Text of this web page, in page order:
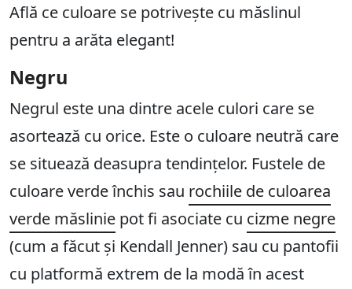
Află ce culoare se potrivește cu măslinul
pentru a arăta elegant!
Negru
Negrul este una dintre acele culori care se
asortează cu orice. Este o culoare neutră care
se situează deasupra tendințelor. Fustele de
culoare verde închis sau rochiile de culoarea
verde măslinie pot fi asociate cu cizme negre
(cum a făcut și Kendall Jenner) sau cu pantofii
cu platformă extrem de la modă în acest